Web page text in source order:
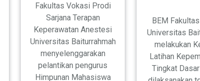
Fakultas Vokasi Prodi
Sarjana Terapan
Keperawatan Anestesi
Universitas Baiturrahmah
menyelenggarakan
pelantikan pengurus
Himpunan Mahasiswa
BEM
Universitas
melakukan
Latihan
Tingkat